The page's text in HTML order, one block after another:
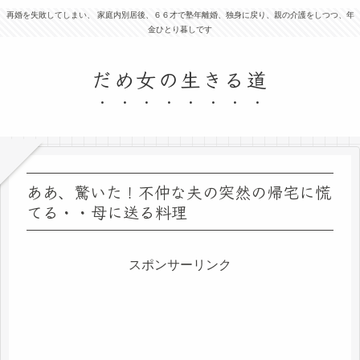
再婚を失敗してしまい、 家庭内別居後、６６才で塾年離婚、独身に戻り、親の介護をしつつ、年
金ひとり暮しです
だめ女の生きる道
ああ、驚いた！不仲な夫の突然の帰宅に慌
てる・・母に送る料理
スポンサーリンク